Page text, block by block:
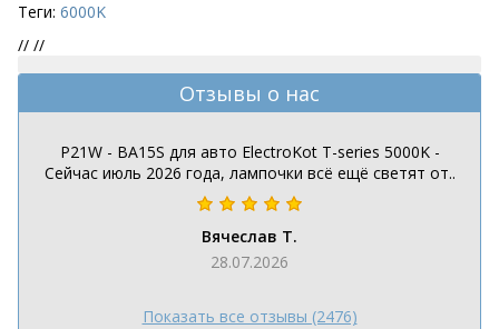
Теги: 6000K
// //
Отзывы о нас
P21W - BA15S для авто ElectroKot T-series 5000K -
Сейчас июль 2026 года, лампочки всё ещё светят от..
Вячеслав Т.
28.07.2026
Показать все отзывы (2476)